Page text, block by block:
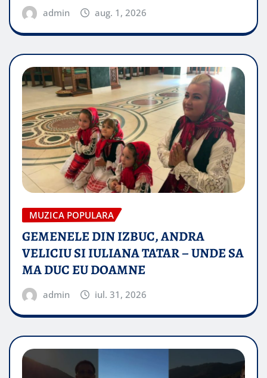
admin aug. 1, 2026
MUZICA POPULARA
GEMENELE DIN IZBUC, ANDRA
VELICIU SI IULIANA TATAR – UNDE SA
MA DUC EU DOAMNE
admin iul. 31, 2026